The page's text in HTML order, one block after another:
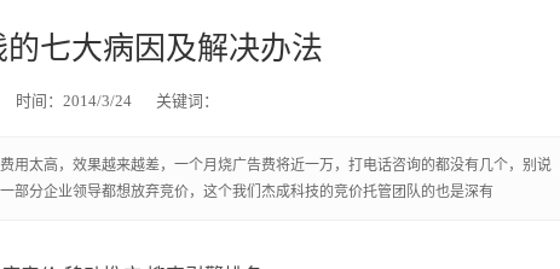
的七大病因及解决办法
时间：2014/3/24 关键词：
用太高，效果越来越差，一个月烧广告费将近一万，打电话咨询的都没有几个，别说
部分企业领导都想放弃竞价，这个我们杰成科技的竞价托管团队的也是深有